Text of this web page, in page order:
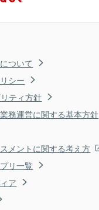
ついて
シー
ティ方針
務運営に関する基本方針
メントに関する考え方
リ一覧
ア